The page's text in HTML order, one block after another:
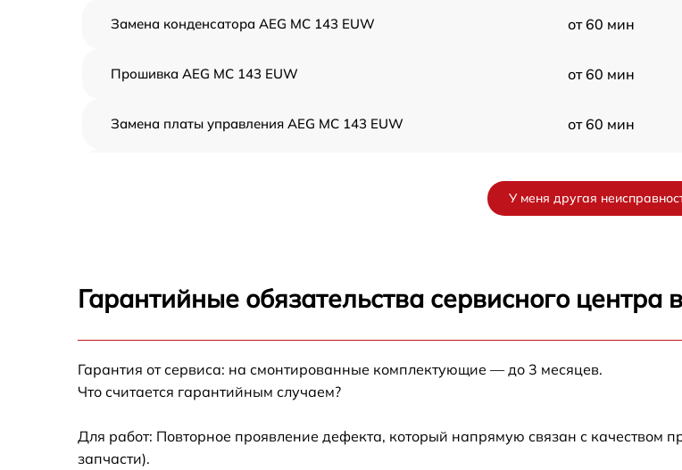
Замена конденсатора AEG MC 143 EUW от 60 мин
Прошивка AEG MC 143 EUW от 60 мин
Замена платы управления AEG MC 143 EUW от 60 мин
Ремонт волновода AEG MC 143 EUW от 60 мин
143 EUW
У меня другая
Гарантийные обязательства сервисного центра
Гарантия от сервиса: на смонтированные комплектующие — до 3 месяцев.
Что считается гарантийным случаем?
Для работ: Повторное проявление дефекта, который напрямую связан с качеством
запчасти).